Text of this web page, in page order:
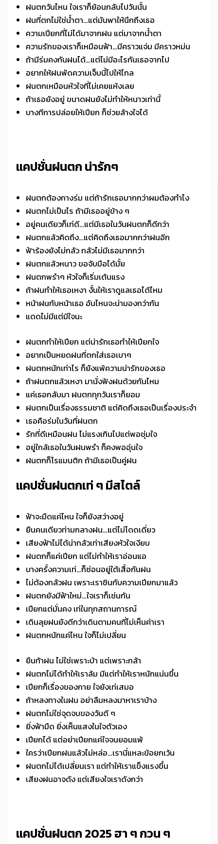
ฝนตกวันไหน ใจเราก็ย้อนกลับไปวันนั้น
ฝนที่ตกไม่ใช่น้ำตา…แต่มันพาให้นึกถึงเธอ
ความเปียกที่ไม่ได้มาจากฝน แต่มาจากน้ำตา
ความรักของเราก็เหมือนฟ้า…มีคราวแจ่ม มีคราวหม่น
ถ้ามีร่มคงกันฝนได้…แต่ไม่มีอะไรกันเธอจากไป
อยากให้ฝนพัดความเจ็บนี้ไปให้ไกล
ฝนตกเหมือนหัวใจที่ไม่เคยแห้งเลย
ถ้าเธอยังอยู่ ขนาดฝนยังไม่ทำให้หนาวเท่านี้
บางทีการปล่อยให้เปียก ก็ช่วยล้างใจได้
แคปชั่นฝนตก น่ารักๆ
ฝนตกต้องกางร่ม แต่ถ้ารักเธอมากกว่าผมต้องทำไง
ฝนตกไม่เป็นไร ถ้ามีเธออยู่ข้าง ๆ
อยู่คนเดียวก็เท่ดี…แต่มีเธอในวันฝนตกก็ดีกว่า
ฝนตกแล้วคิดถึง…แต่คิดถึงเธอมากกว่าฝนอีก
ฟ้าร้องยังไม่กลัว กลัวไม่มีเธอมากกว่า
ฝนตกแล้วหนาว ขอจับมือได้มั้ย
ฝนตกพรำๆ หัวใจก็เริ่มเต้นแรง
ถ้าฝนทำให้เธอเหงา งั้นให้เราดูแลเธอได้ไหม
หน้าฝนกับหน้าเธอ อันไหนจะน่ามองกว่ากัน
แดดไม่มีแต่มีใจนะ
ฝนตกทำให้เปียก แต่น่ารักเธอทำให้เปียกใจ
อยากเป็นหยดฝนที่ตกใส่เธอเบาๆ
ฝนตกหนักเท่าไร ก็ยังแพ้ความน่ารักของเธอ
ถ้าฝนตกแล้วเหงา มานั่งฟังฝนด้วยกันไหม
แค่เธอกลับมา ฝนตกทุกวันเราก็ยอม
ฝนตกเป็นเรื่องธรรมชาติ แต่คิดถึงเธอเป็นเรื่องประจำ
เธอคือร่มในวันที่ฝนตก
รักที่ดีเหมือนฝน ไม่แรงเกินไปแต่พอชุ่มใจ
อยู่ใกล้เธอในวันฝนพรำ ก็คงพออุ่นใจ
ฝนตกก็โรแมนติก ถ้ามีเธอเป็นคู่ฝน
แคปชั่นฝนตกเท่ ๆ มีสไตล์
ฟ้าจะมืดแค่ไหน ใจก็ยังสว่างอยู่
ยืนคนเดียวท่ามกลางฝน…แต่ไม่โดดเดี่ยว
เสียงฟ้าไม่ได้น่ากลัวเท่าเสียงหัวใจเงียบ
ฝนตกก็แค่เปียก แต่ไม่ทำให้เราอ่อนแอ
บางครั้งความเท่…ก็ซ่อนอยู่ใต้เสื้อกันฝน
ไม่ต้องกลัวฝน เพราะเราชินกับความเปียกมาแล้ว
ฝนตกยังมีฟ้าใหม่…ใจเราก็เช่นกัน
เปียกแต่มั่นคง เท่ในทุกสถานการณ์
เดินลุยฝนยังดีกว่าเดินตามคนที่ไม่เห็นค่าเรา
ฝนตกหนักแค่ไหน ใจก็ไม่เปลี่ยน
ยืนท้าฝน ไม่ใช่เพราะบ้า แต่เพราะกล้า
ฝนตกไม่ได้ทำให้เราล้ม มีแต่ทำให้เราหนักแน่นขึ้น
เปียกก็เรื่องของกาย ใจยังเท่เสมอ
ถ้าหลงทางในฝน อย่าลืมหลงมาหาเราบ้าง
ฝนตกไม่ใช่จุดจบของวันดี ๆ
ยิ่งฟ้ามืด ยิ่งเห็นแสงในใจตัวเอง
เปียกได้ แต่อย่าเปียกแค่ใจจนยอมแพ้
ใครว่าเปียกฝนแล้วไม่หล่อ…เรานี่แหละข้อยกเว้น
ฝนตกไม่ได้เปลี่ยนเรา แต่ทำให้เราแข็งแรงขึ้น
เสียงฝนอาจดัง แต่เสียงใจเราดังกว่า
แคปชั่นฝนตก 2025 ฮา ๆ กวน ๆ